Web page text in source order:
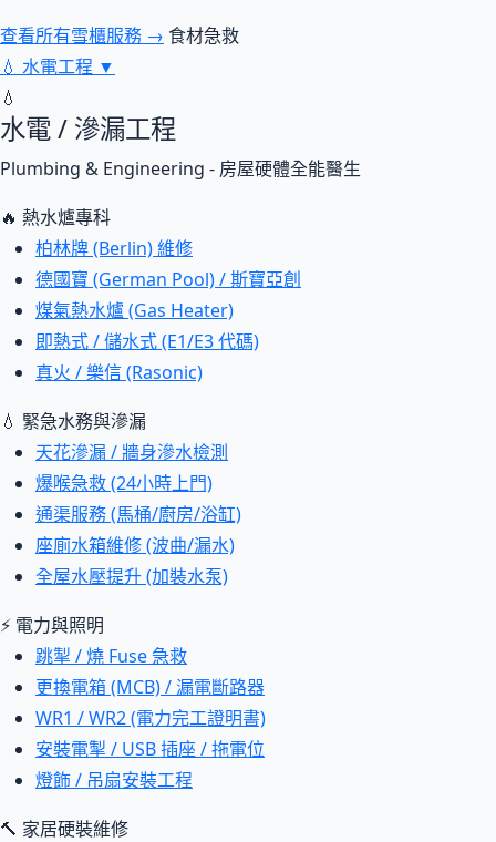
查看所有雪櫃服務 → 食材急救
💧 水電工程 ▼
💧
水電 / 滲漏工程
Plumbing & Engineering - 房屋硬體全能醫生
🔥 熱水爐專科
柏林牌 (Berlin) 維修
德國寶 (German Pool) / 斯寶亞創
煤氣熱水爐 (Gas Heater)
即熱式 / 儲水式 (E1/E3 代碼)
真火 / 樂信 (Rasonic)
💧 緊急水務與滲漏
天花滲漏 / 牆身滲水檢測
爆喉急救 (24小時上門)
通渠服務 (馬桶/廚房/浴缸)
座廁水箱維修 (波曲/漏水)
全屋水壓提升 (加裝水泵)
⚡ 電力與照明
跳掣 / 燒 Fuse 急救
更換電箱 (MCB) / 漏電斷路器
WR1 / WR2 (電力完工證明書)
安裝電掣 / USB 插座 / 拖電位
燈飾 / 吊扇安裝工程
🔨 家居硬裝維修